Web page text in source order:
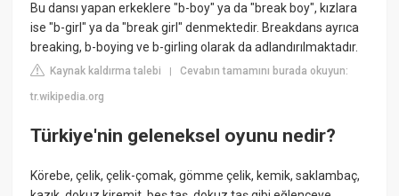
Bu dansı yapan erkeklere "b-boy" ya da "break boy", kızlara
ise "b-girl" ya da "break girl" denmektedir. Breakdans ayrıca
breaking, b-boying ve b-girling olarak da adlandırılmaktadır.
Kaynak kaldırma talebi |Cevabın tamamını burada okuyun:
tr.wikipedia.org
Türkiye'nin geleneksel oyunu nedir?
Körebe, çelik, çelik-çomak, gömme çelik, kemik, saklambaç,